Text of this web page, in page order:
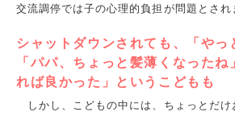
交流調停では子の心理的負担が問題とされ
シャットダウンされても、「やっ
「パパ、ちょっと髪薄くなった
れば良かった」というこどもも
しかし、こどもの中には、ちょっとだけ